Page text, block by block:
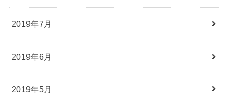
2019年7月
2019年6月
2019年5月